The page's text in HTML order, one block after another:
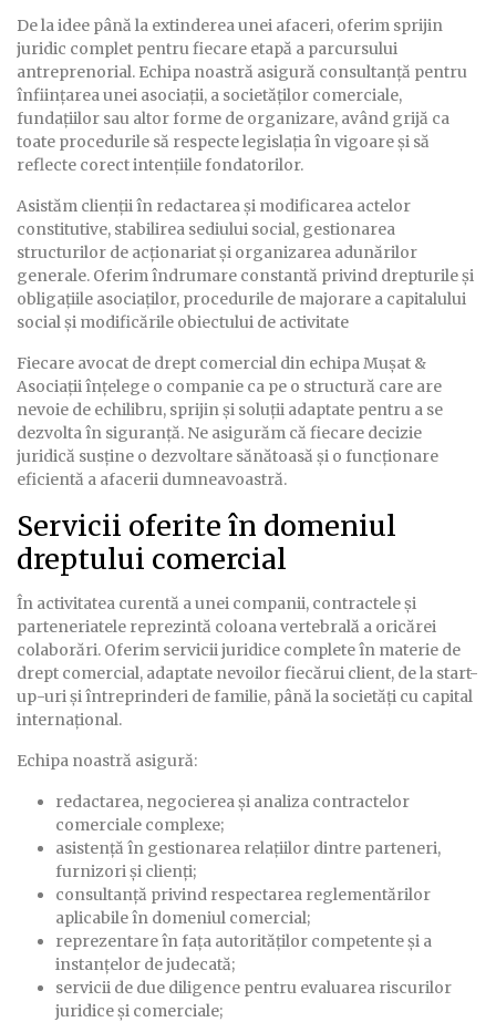
De la idee până la extinderea unei afaceri, oferim sprijin
juridic complet pentru fiecare etapă a parcursului
antreprenorial. Echipa noastră asigură consultanță pentru
înființarea unei asociații, a societăților comerciale,
fundațiilor sau altor forme de organizare, având grijă ca
toate procedurile să respecte legislația în vigoare și să
reflecte corect intențiile fondatorilor.
Asistăm clienții în redactarea și modificarea actelor
constitutive, stabilirea sediului social, gestionarea
structurilor de acționariat și organizarea adunărilor
generale. Oferim îndrumare constantă privind drepturile și
obligațiile asociaților, procedurile de majorare a capitalului
social și modificările obiectului de activitate
Fiecare avocat de drept comercial din echipa Muşat &
Asociații înțelege o companie ca pe o structură care are
nevoie de echilibru, sprijin și soluții adaptate pentru a se
dezvolta în siguranță. Ne asigurăm că fiecare decizie
juridică susține o dezvoltare sănătoasă și o funcționare
eficientă a afacerii dumneavoastră.
Servicii oferite în domeniul
dreptului comercial
În activitatea curentă a unei companii, contractele și
parteneriatele reprezintă coloana vertebrală a oricărei
colaborări. Oferim servicii juridice complete în materie de
drept comercial, adaptate nevoilor fiecărui client, de la start-
up-uri și întreprinderi de familie, până la societăți cu capital
internațional.
Echipa noastră asigură:
redactarea, negocierea și analiza contractelor
comerciale complexe;
asistență în gestionarea relațiilor dintre parteneri,
furnizori și clienți;
consultanță privind respectarea reglementărilor
aplicabile în domeniul comercial;
reprezentare în fața autorităților competente și a
instanțelor de judecată;
servicii de due diligence pentru evaluarea riscurilor
juridice și comerciale;